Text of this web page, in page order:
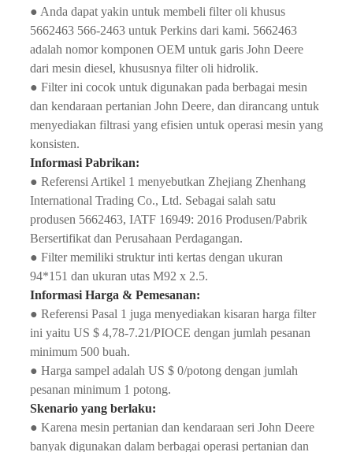
● Anda dapat yakin untuk membeli filter oli khusus
5662463 566-2463 untuk Perkins dari kami. 5662463
adalah nomor komponen OEM untuk garis John Deere
dari mesin diesel, khususnya filter oli hidrolik.
● Filter ini cocok untuk digunakan pada berbagai mesin
dan kendaraan pertanian John Deere, dan dirancang untuk
menyediakan filtrasi yang efisien untuk operasi mesin yang
konsisten.
Informasi Pabrikan:
● Referensi Artikel 1 menyebutkan Zhejiang Zhenhang
International Trading Co., Ltd. Sebagai salah satu
produsen 5662463, IATF 16949: 2016 Produsen/Pabrik
Bersertifikat dan Perusahaan Perdagangan.
● Filter memiliki struktur inti kertas dengan ukuran
94*151 dan ukuran utas M92 x 2.5.
Informasi Harga & Pemesanan:
● Referensi Pasal 1 juga menyediakan kisaran harga filter
ini yaitu US $ 4,78-7.21/PIOCE dengan jumlah pesanan
minimum 500 buah.
● Harga sampel adalah US $ 0/potong dengan jumlah
pesanan minimum 1 potong.
Skenario yang berlaku:
● Karena mesin pertanian dan kendaraan seri John Deere
banyak digunakan dalam berbagai operasi pertanian dan